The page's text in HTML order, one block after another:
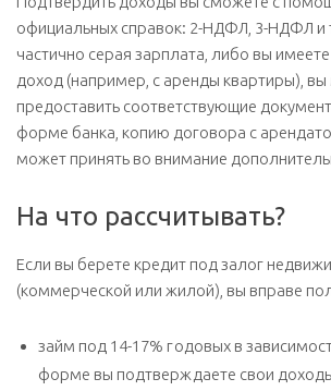
официальных справок: 2-НДФЛ, 3-НДФЛ и
частично серая зарплата, либо вы
доход (например, с аренды квартиры),
предоставить соответствующие
форме банка, копию договора с
может принять во внимание
На что рассчитывать?
Если вы берете кредит под залог
(коммерческой или жилой), вы вправе
займ под 14-17% годовых в
форме вы подтверждаете свои